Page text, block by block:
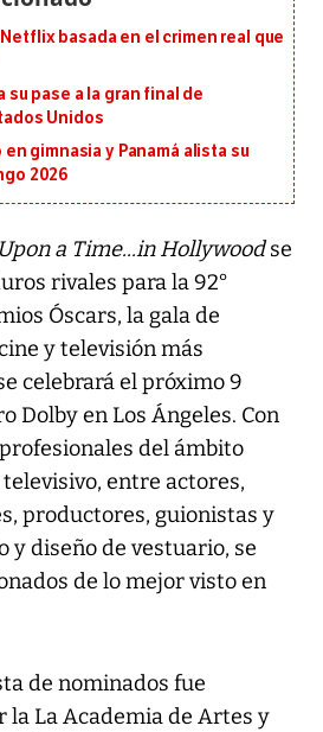
Netflix basada en el crimen real que
su pase a la gran final de
Unidos
gimnasia y Panamá alista su
2026
a Time...in Hollywoodse
rivales para la 92°
Óscars, la gala de
y televisión más
celebrará el próximo 9
Dolby en Los Ángeles. Con
del ámbito
entre actores,
productores, guionistas y
y diseño de vestuario, se
de lo mejor visto en
de nominados fue
la La Academia de Artes y